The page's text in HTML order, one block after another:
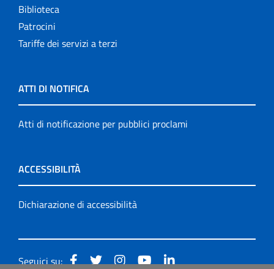
Biblioteca
Patrocini
Tariffe dei servizi a terzi
ATTI DI NOTIFICA
Atti di notificazione per pubblici proclami
ACCESSIBILITÀ
Dichiarazione di accessibilità
Seguici su: